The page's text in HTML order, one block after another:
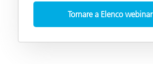
Tornare a Elenco webinar